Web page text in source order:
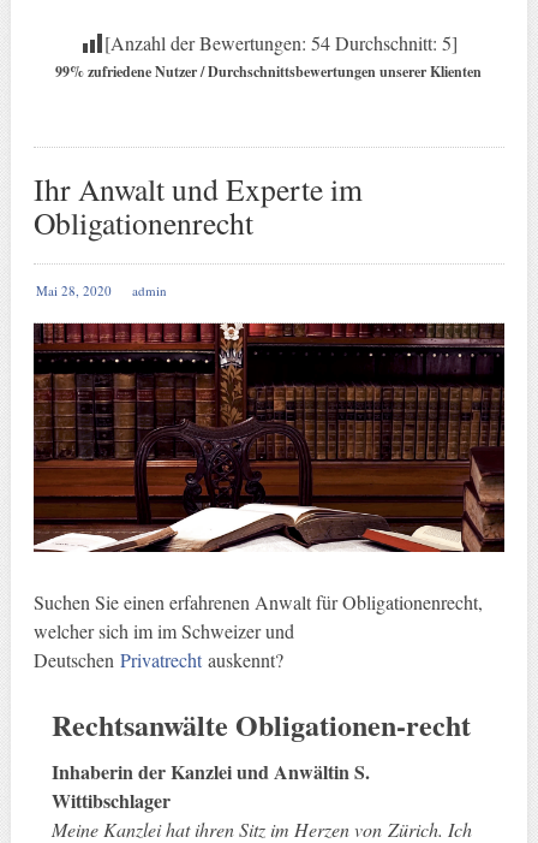
[Anzahl der Bewertungen: 54Durchschnitt: 5]
99% zufriedene Nutzer / Durchschnittsbewertungen unserer Klienten
Ihr Anwalt und Experte im
Obligationenrecht
Mai 28, 2020 admin
Suchen Sie einen erfahrenen Anwalt für Obligationenrecht,
welcher sich im im Schweizer und
Deutschen Privatrecht auskennt?
Rechtsanwälte Obligationen-recht
Inhaberin der Kanzlei und Anwältin S.
Wittibschlager
Meine Kanzlei hat ihren Sitz im Herzen von Zürich. Ich